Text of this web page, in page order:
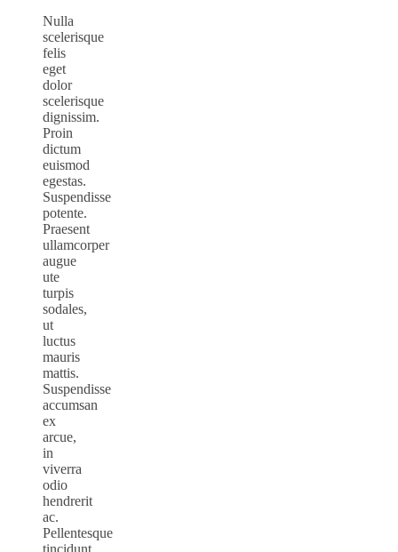
Nulla
scelerisque
felis
eget
dolor
scelerisque
dignissim.
Proin
dictum
euismod
egestas.
Suspendisse
potente.
Praesent
ullamcorper
augue
ute
turpis
sodales,
ut
luctus
mauris
mattis.
Suspendisse
accumsan
ex
arcue,
in
viverra
odio
hendrerit
ac.
Pellentesque